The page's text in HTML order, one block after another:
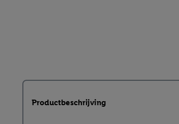
Productbeschrijving